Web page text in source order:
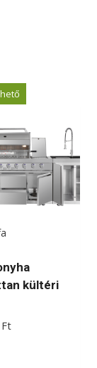
kültéri
Ft